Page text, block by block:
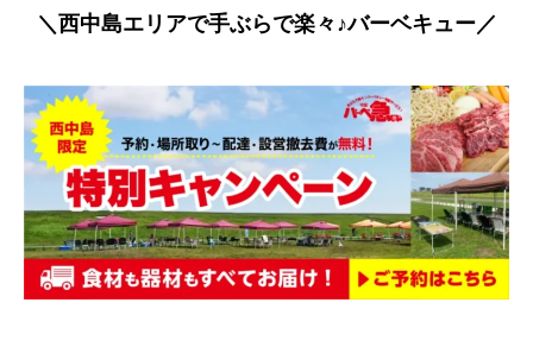
＼西中島エリアで手ぶらで楽々♪バーベキュー／